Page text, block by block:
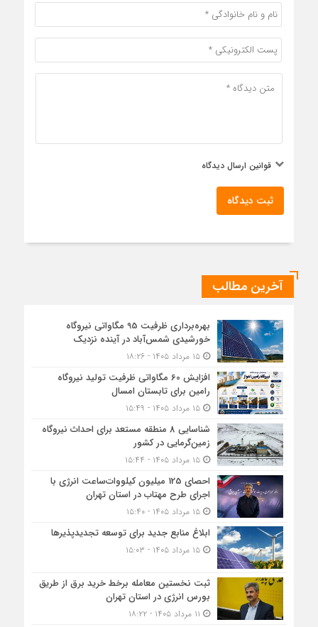
قوانین ارسال دیدگاه
ثبت دیدگاه
آخرین مطالب
بهره‌برداری ظرفیت 95 مگاواتی نیروگاه
خورشیدی شمس‌آباد در آینده نزدیک
۱۵ مرداد ۱۴۰۵ - ۱۸:۲۶
افزایش 60 مگاواتی ظرفیت تولید نیروگاه
رامین برای تابستان امسال
۱۵ مرداد ۱۴۰۵ - ۱۵:۴۹
شناسایی 8 منطقه مستعد برای احداث نیروگاه
زمین‌گرمایی در کشور
۱۵ مرداد ۱۴۰۵ - ۱۵:۴۴
احصای 125 میلیون کیلووات‌ساعت انرژی با
اجرای طرح مهتاب در استان تهران
۱۵ مرداد ۱۴۰۵ - ۱۵:۴۰
ابلاغ منابع جدید برای توسعه تجدیدپذیرها
۱۵ مرداد ۱۴۰۵ - ۱۵:۰۳
ثبت نخستین معامله برخط خرید برق از طریق
بورس انرژی در استان تهران